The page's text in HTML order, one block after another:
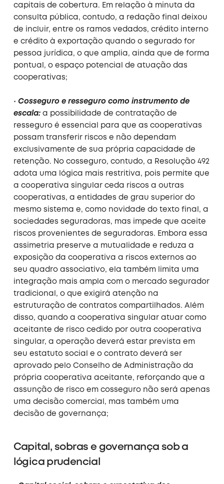
capitais de cobertura. Em relação à minuta da
consulta pública, contudo, a redação final deixou
de incluir, entre os ramos vedados, crédito interno
e crédito à exportação quando o segurado for
pessoa jurídica, o que amplia, ainda que de forma
pontual, o espaço potencial de atuação das
cooperativas;
• Cosseguro e resseguro como instrumento de
escala:a possibilidade de contratação de
resseguro é essencial para que as cooperativas
possam transferir riscos e não dependam
exclusivamente de sua própria capacidade de
retenção. No cosseguro, contudo, a Resolução 492
adota uma lógica mais restritiva, pois permite que
a cooperativa singular ceda riscos a outras
cooperativas, a entidades de grau superior do
mesmo sistema e, como novidade do texto final, a
sociedades seguradoras, mas impede que aceite
riscos provenientes de seguradoras. Embora essa
assimetria preserve a mutualidade e reduza a
exposição da cooperativa a riscos externos ao
seu quadro associativo, ela também limita uma
integração mais ampla com o mercado segurador
tradicional, o que exigirá atenção na
estruturação de contratos compartilhados. Além
disso, quando a cooperativa singular atuar como
aceitante de risco cedido por outra cooperativa
singular, a operação deverá estar prevista em
seu estatuto social e o contrato deverá ser
aprovado pelo Conselho de Administração da
própria cooperativa aceitante, reforçando que a
assunção de risco em cosseguro não será apenas
uma decisão comercial, mas também uma
decisão de governança;
Capital, sobras e governança sob a
lógica prudencial